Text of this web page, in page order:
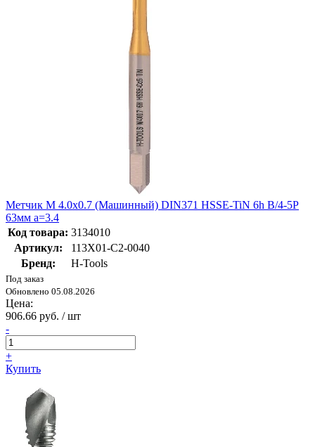
Метчик М 4.0х0.7 (Машинный) DIN371 HSSE-TiN 6h B/4-5P
63мм a=3.4
Код товара: 3134010
Артикул:
113X01-C2-0040
Бренд:
H-Tools
Под заказ
Обновлено 05.08.2026
Цена:
906.66 руб. / шт
-
+
Купить